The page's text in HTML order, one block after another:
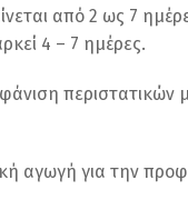
από 2 ως 7
4 – 7 ημέρες.
αγωγή για την